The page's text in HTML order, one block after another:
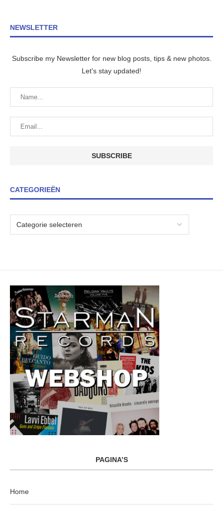
NEWSLETTER
Subscribe my Newsletter for new blog posts, tips & new photos.
Let's stay updated!
CATEGORIEËN
PAGINA’S
Home